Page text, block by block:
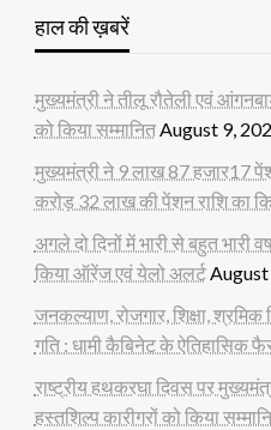
हाल की ख़बरें
मुख्यमंत्री ने तीलू रौतेली एवं
को किया सम्मानितAugust 9,
मुख्यमंत्री ने 9 लाख 87 हजार17
करोड़ 32 लाख की पेंशन राशि का
अगले दो दिनों में भारी से बहुत भारी
किया ऑरेंज एवं येलो अलर्ट
जनकल्याण, रोजगार, शिक्षा,
गति : धामी कैबिनेट के ऐतिहासिक
राष्ट्रीय हथकरघा दिवस पर
हस्तशिल्प कारीगरों को किया